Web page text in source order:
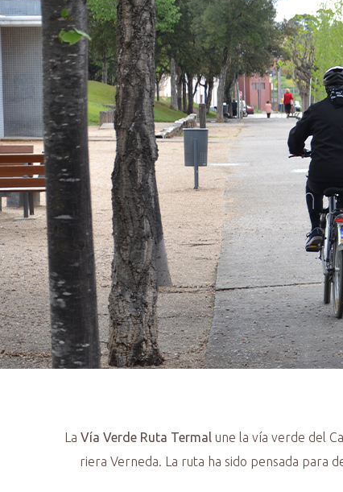
La Vía Verde Ruta Termal une la vía verde del
riera Verneda. La ruta ha sido pensada para